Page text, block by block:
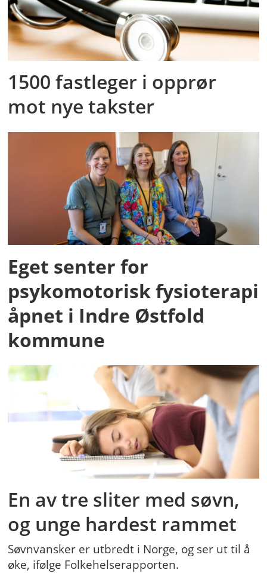
1500 fastleger i opprør
mot nye takster
Eget senter for
psykomotorisk fysioterapi
åpnet i Indre Østfold
kommune
En av tre sliter med søvn,
og unge hardest rammet
Søvnvansker er utbredt i Norge, og ser ut til å
øke, ifølge Folkehelserapporten.